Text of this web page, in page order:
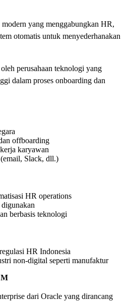
yang menggabungkan HR,
otomatis untuk menyederhanakan
perusahaan teknologi yang
dalam proses onboarding dan
offboarding
karyawan
Slack, dll.)
HR operations
berbasis teknologi
HR Indonesia
non-digital seperti manufaktur
dari Oracle yang dirancang